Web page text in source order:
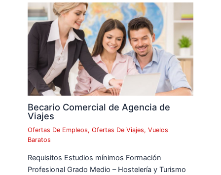
Becario Comercial de Agencia de
Viajes
Ofertas De Empleos,Ofertas De Viajes,Vuelos
Baratos
Requisitos Estudios mínimos Formación
Profesional Grado Medio – Hostelería y Turismo